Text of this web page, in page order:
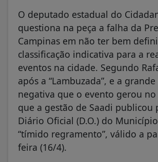
O deputado estadual do
questiona na peça a falha da
Campinas em não ter bem
classificação indicativa para a
eventos na cidade. Segundo
após a “Lambuzada”, e a
negativa que o evento gerou
que a gestão de Saadi publicou
Diário Oficial (D.O.) do
“tímido regramento”, válido a
feira (16/4).